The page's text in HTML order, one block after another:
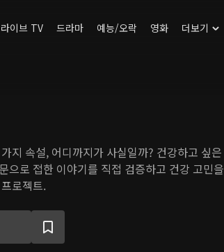
라이브 TV 드라마 예능/오락 영화 더보기
지 속설, 어디까지가 사실일까? 건강하고 싶은
으로 접한 이야기를 직접 검증하고 건강 고민을
로젝트.